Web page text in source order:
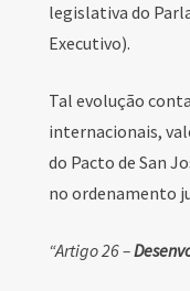
legislativa do
Executivo).
Tal evolução
internacionais,
do Pacto de San
no ordenamento
“Artigo 26 –